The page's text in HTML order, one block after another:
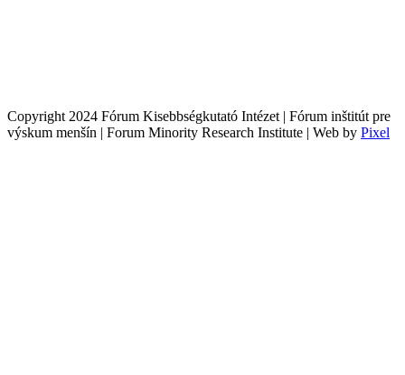
Copyright 2024 Fórum Kisebbségkutató Intézet | Fórum inštitút pre
výskum menšín | Forum Minority Research Institute | Web by Pixel